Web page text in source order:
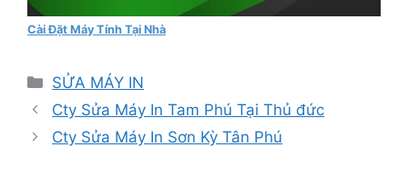
Cài Đặt Máy Tính Tại Nhà
Danh
mục
SỬA MÁY IN
Cty Sửa Máy In Tam Phú Tại Thủ đức
Cty Sửa Máy In Sơn Kỳ Tân Phú